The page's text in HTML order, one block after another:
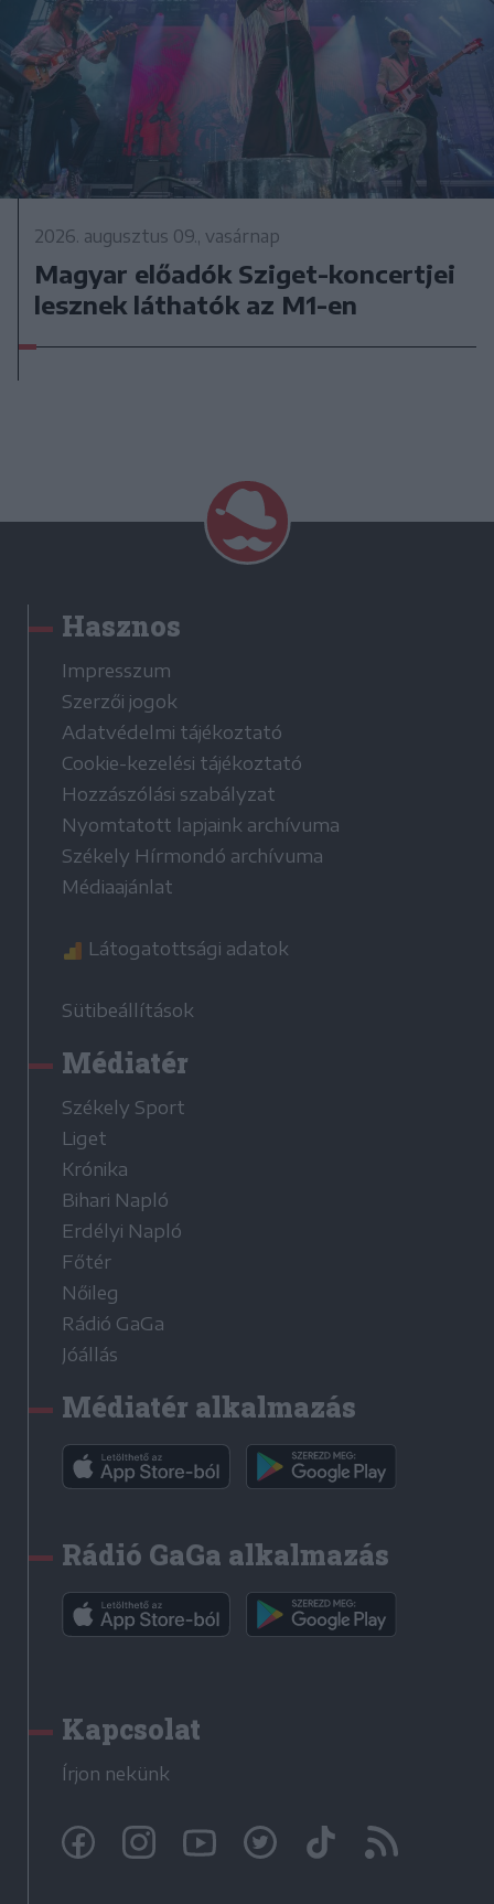
2026. augusztus 09., vasárnap
Magyar előadók Sziget-koncertjei
lesznek láthatók az M1-en
Hasznos
Impresszum
Szerzői jogok
Adatvédelmi tájékoztató
Cookie-kezelési tájékoztató
Hozzászólási szabályzat
Nyomtatott lapjaink archívuma
Székely Hírmondó archívuma
Médiaajánlat
Látogatottsági adatok
Sütibeállítások
Médiatér
Székely Sport
Liget
Krónika
Bihari Napló
Erdélyi Napló
Főtér
Nőileg
Rádió GaGa
Jóállás
Médiatér alkalmazás
Rádió GaGa alkalmazás
Kapcsolat
Írjon nekünk